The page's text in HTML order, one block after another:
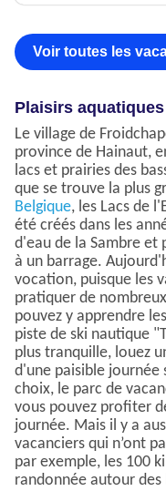
Voir toutes les
Plaisirs
Le village de
province de Hainaut,
lacs et prairies des
que se trouve la plus
Belgique, les Lacs de
été créés dans les
d'eau de la Sambre
à un barrage.
vocation, puisque les
pratiquer de
pouvez y apprendre
piste de ski nautique
plus tranquille, louez
d'une paisible journée
choix, le parc de
vous pouvez profiter
journée. Mais il y a
vacanciers qui n’ont
par exemple, les 100
randonnée autour des